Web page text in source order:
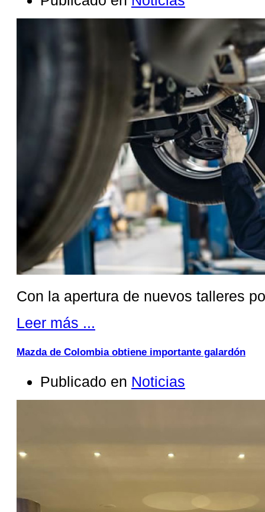
Con la apertura de nuevos talleres
Leer más ...
Mazda de Colombia obtiene importante galardón
Publicado en Noticias